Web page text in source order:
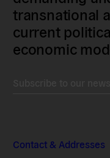
transnational
current
economic
Contact & Addresses